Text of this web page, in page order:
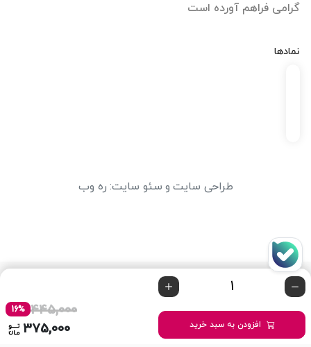
افزودن به سبد خرید
445,000
16%
375,000
گرامی فراهم آورده است
نمادها
طراحی سایت و سئو سایت: ره وب